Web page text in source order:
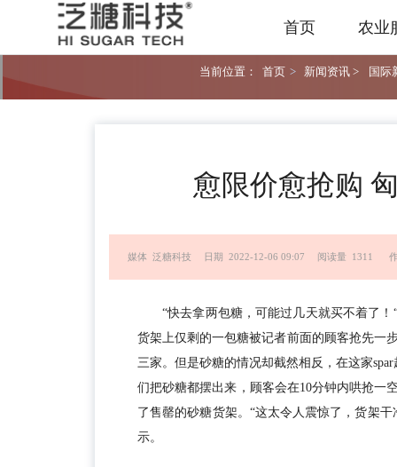
首页 农业
当前位置： 首页 > 新闻资讯 > 国际
愈限价愈抢购
媒体 泛糖科技 日期 2022-12-06 09:07 阅读量 1311
“快去拿两包糖，可能过几天就买不着了
货架上仅剩的一包糖被记者前面的顾客抢先一
三家。但是砂糖的情况却截然相反，在这家
们把砂糖都摆出来，顾客会在10分钟内哄抢一
了售罄的砂糖货架。“这太令人震惊了，货架
示。